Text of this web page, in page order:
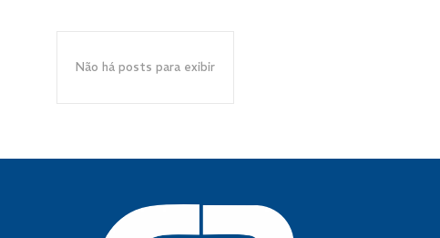
Não há posts para exibir